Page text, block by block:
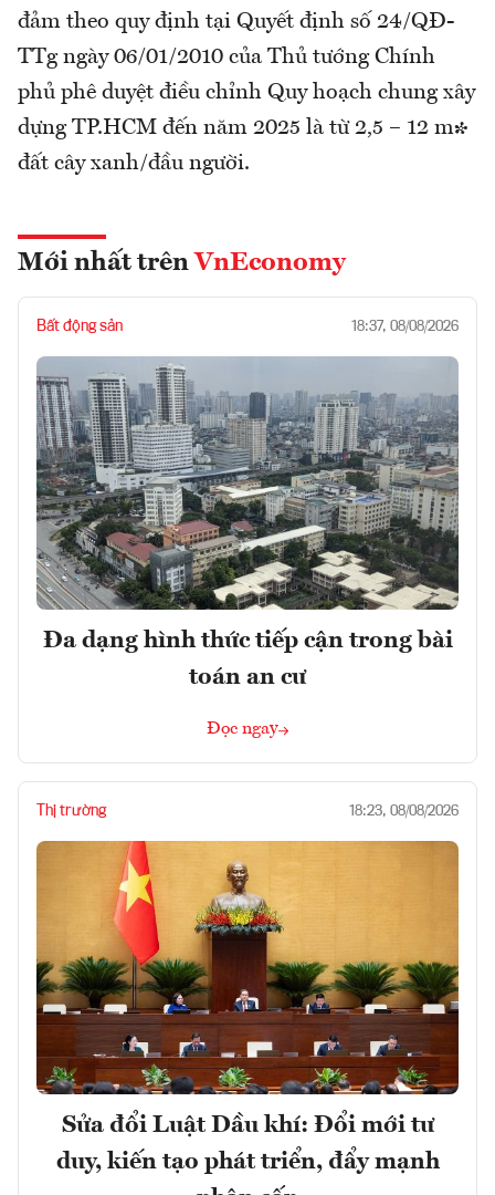
đảm theo quy định tại Quyết định số 24/QĐ-
TTg ngày 06/01/2010 của Thủ tướng Chính
phủ phê duyệt điều chỉnh Quy hoạch chung xây
dựng TP.HCM đến năm 2025 là từ 2,5 – 12 m²
đất cây xanh/đầu người.
Mới nhất trên VnEconomy
Bất động sản 18:37, 08/08/2026
Đa dạng hình thức tiếp cận trong bài
toán an cư
Đọc ngay
Thị trường 18:23, 08/08/2026
Sửa đổi Luật Dầu khí: Đổi mới tư
duy, kiến tạo phát triển, đẩy mạnh